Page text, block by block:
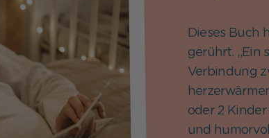
Dieses Buch
gerührt. „Ein
Verbindung
oder 2
und